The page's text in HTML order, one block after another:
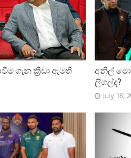
ගැන ක්‍රීඩා ඇමති
අනිල්
ලීගල්ද?
July 18,